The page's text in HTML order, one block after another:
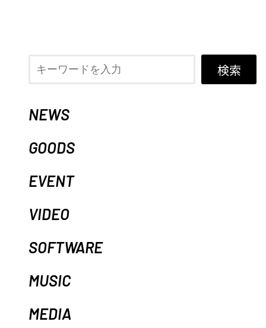
検索
NEWS
GOODS
EVENT
VIDEO
SOFTWARE
MUSIC
MEDIA